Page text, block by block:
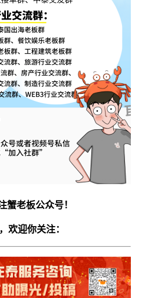
老板公众号！
欢迎你关注：